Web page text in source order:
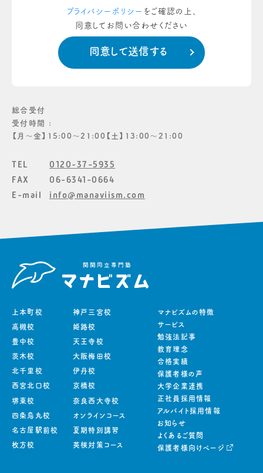
プライバシーポリシー をご確認の上、
同意してお問い合わせください
総合受付
受付時間 :
【月〜金】15:00〜21:00【土】13:00〜21:00
TEL
0120-37-5935
FAX
06-6341-0664
E-mail
info@manaviism.com
上本町校
高槻校
豊中校
茨木校
北千里校
西宮北口校
堺東校
四条烏丸校
名古屋駅前校
枚方校
神戸三宮校
姫路校
天王寺校
大阪梅田校
伊丹校
京橋校
奈良西大寺校
オンラインコース
夏期特別講習
英検対策コース
マナビズムの特徴
サービス
勉強法記事
教育理念
合格実績
保護者様の声
大学企業連携
正社員採用情報
アルバイト採用情報
お知らせ
よくあるご質問
保護者様向けページ